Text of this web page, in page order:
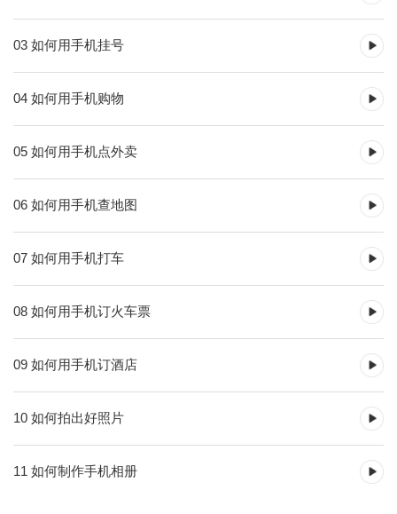
03 如何用手机挂号
04 如何用手机购物
05 如何用手机点外卖
06 如何用手机查地图
07 如何用手机打车
08 如何用手机订火车票
09 如何用手机订酒店
10 如何拍出好照片
11 如何制作手机相册